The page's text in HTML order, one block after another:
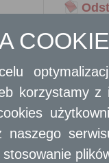
Ogólny
Opis
W
do
dla
a
korzystamy
naszego